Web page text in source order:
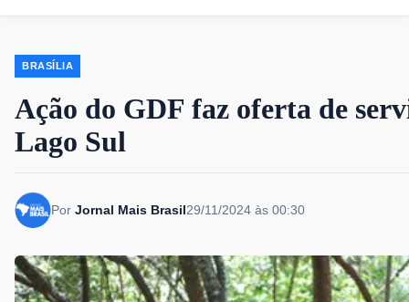
BRASÍLIA
Ação do GDF faz oferta de
Lago Sul
Por Jornal Mais Brasil29/11/2024 às 00:30